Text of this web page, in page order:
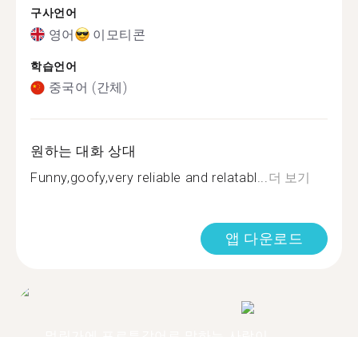
구사언어
영어 이모티콘
학습언어
중국어 (간체)
원하는 대화 상대
Funny,goofy,very reliable and relatabl...더 보기
앱 다운로드